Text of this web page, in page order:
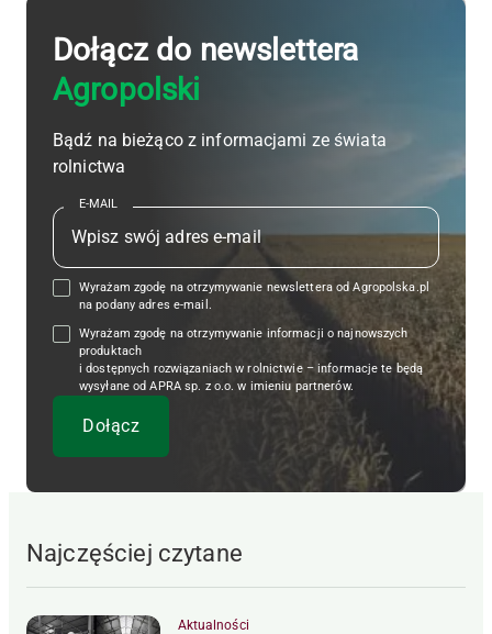
Dołącz do newslettera
Agropolski
Bądź na bieżąco z informacjami ze świata
rolnictwa
E-MAIL
Wyrażam zgodę na otrzymywanie newslettera od Agropolska.pl
na podany adres e-mail.
Wyrażam zgodę na otrzymywanie informacji o najnowszych
produktach
i dostępnych rozwiązaniach w rolnictwie – informacje te będą
wysyłane od APRA sp. z o.o. w imieniu partnerów.
Najczęściej czytane
Aktualności